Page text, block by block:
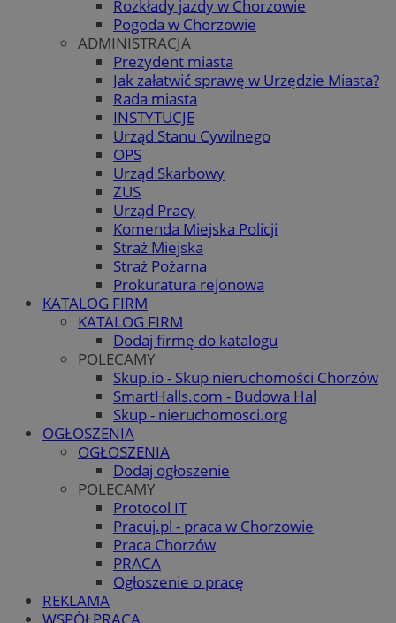
Rozkłady jazdy w Chorzowie
Pogoda w Chorzowie
ADMINISTRACJA
Prezydent miasta
Jak załatwić sprawę w Urzędzie Miasta?
Rada miasta
INSTYTUCJE
Urząd Stanu Cywilnego
OPS
Urząd Skarbowy
ZUS
Urząd Pracy
Komenda Miejska Policji
Straż Miejska
Straż Pożarna
Prokuratura rejonowa
KATALOG FIRM
KATALOG FIRM
Dodaj firmę do katalogu
POLECAMY
Skup.io - Skup nieruchomości Chorzów
SmartHalls.com - Budowa Hal
Skup - nieruchomosci.org
OGŁOSZENIA
OGŁOSZENIA
Dodaj ogłoszenie
POLECAMY
Protocol IT
Pracuj.pl - praca w Chorzowie
Praca Chorzów
PRACA
Ogłoszenie o pracę
REKLAMA